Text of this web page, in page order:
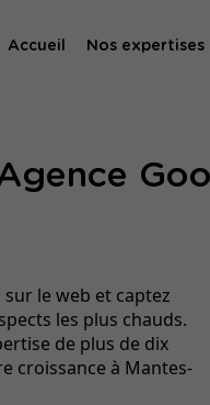
Accueil Nos expertises
Agence SEA
le web et captez
les plus chauds.
de plus de dix
croissance à Mantes-